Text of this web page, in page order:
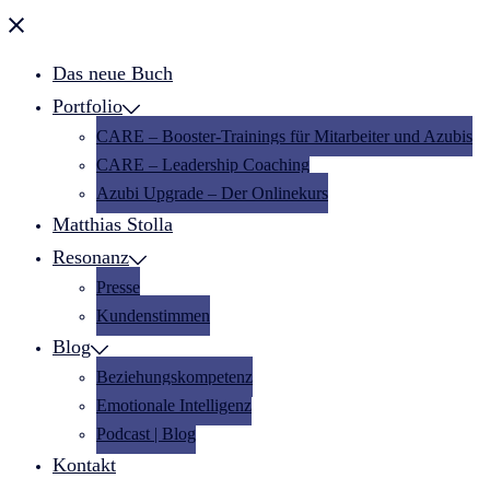
Menü
Das neue Buch
Portfolio
CARE – Booster-Trainings für Mitarbeiter und Azubis
CARE – Leadership Coaching
Azubi Upgrade – Der Onlinekurs
Matthias Stolla
Resonanz
Presse
Kundenstimmen
Blog
Beziehungskompetenz
Emotionale Intelligenz
Podcast | Blog
Kontakt